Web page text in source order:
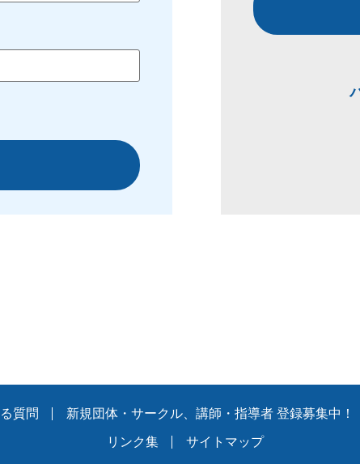
質問 新規団体・サークル、講師・指導者 登録募集中！
リンク集 サイトマップ